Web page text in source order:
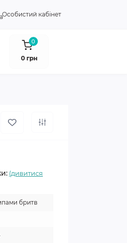
Особистий кабінет
0
0 грн
(дивитися
бритв